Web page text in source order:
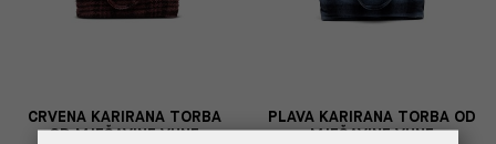
CRVENA KARIRANA TORBA
OD MJEŠAVINE VUNE
PLAVA KARIRANA TORBA OD
MJEŠAVINE VUNE